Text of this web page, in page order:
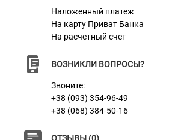
Наложенный платеж
На карту Приват Банка
На расчетный счет
ВОЗНИКЛИ ВОПРОСЫ?
Звоните:
+38 (093) 354-96-49
+38 (068) 384-50-16